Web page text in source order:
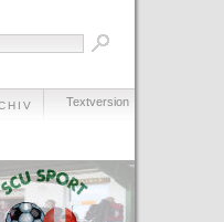
Textversion